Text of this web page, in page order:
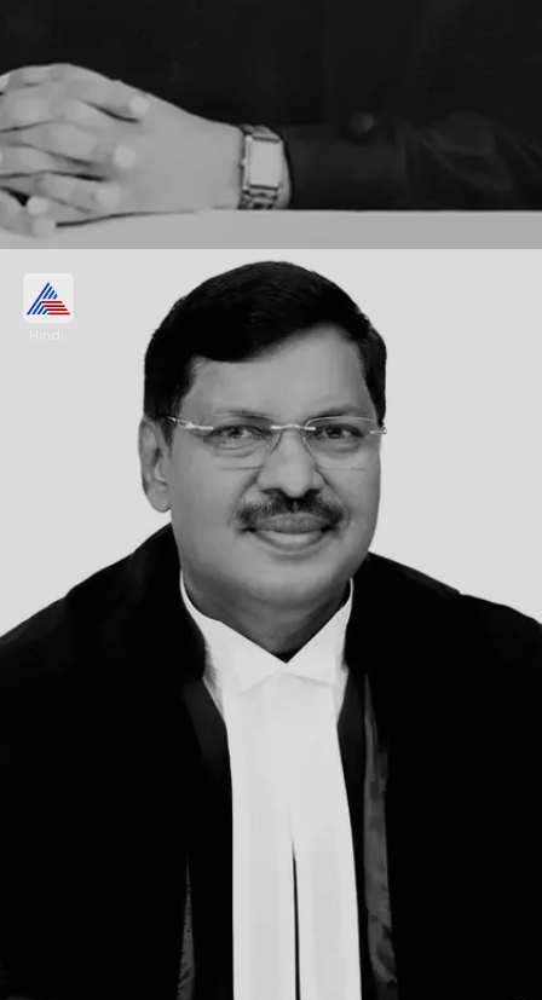
3- जस्टिस संजीव खन्ना (Justice Sanjeev
Khanna)
जस्टिस संजीव खन्ना का जन्म 14 मई, 1960 को हुआ। उन्होंने
दिल्ली यूनिवर्सिटी से लॉ की डिग्री ली। वे 18 जनवरी, 2019 को
सुप्रीम कोर्ट में जज नियुक्त किए गए।
Image credits: Wikipedia